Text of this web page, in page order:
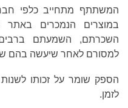
המשתתף מתחייב כלפי
במוצרים הנמכרים
השכרתם, השמעתם
למסורם לאחר שיעשה בהם
הספק שומר על זכותו
לזמן.